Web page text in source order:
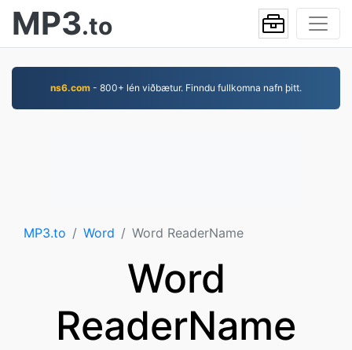
MP3.to
ns6.com - 800+ lén viðbætur. Finndu fullkomna nafn þitt.
MP3.to Word Word ReaderName
Word
ReaderName